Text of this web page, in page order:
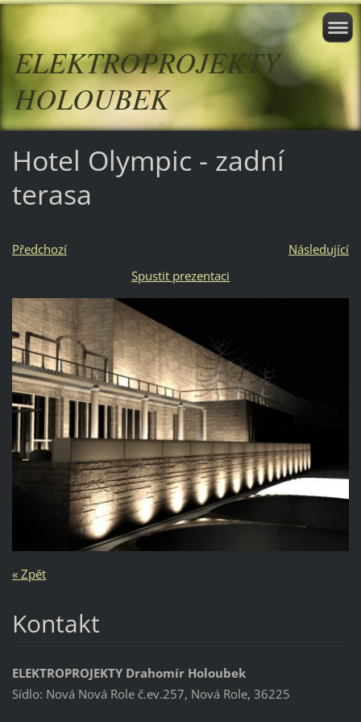
ELEKTROPROJEKTY
HOLOUBEK
Hotel Olympic - zadní
terasa
Předchozí
Následující
Spustit prezentaci
« Zpět
Kontakt
ELEKTROPROJEKTY Drahomír Holoubek
Sídlo: Nová Nová Role č.ev.257, Nová Role, 36225